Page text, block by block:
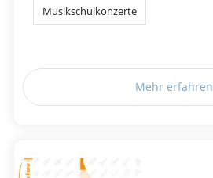
Musikschulkonzerte
Mehr erfahren